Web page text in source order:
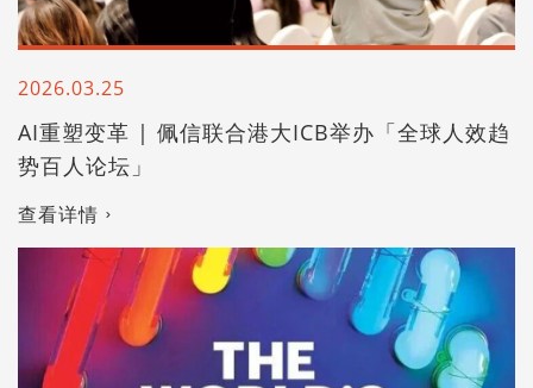
2026.03.25
AI重塑变革 | 佩信联合港大ICB举办「全球人效趋
势百人论坛」
查看详情